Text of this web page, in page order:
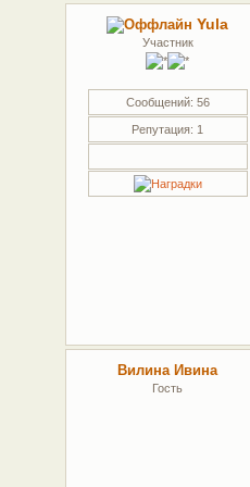
Yula
Участник
Сообщений: 56
Репутация: 1
Вилина Ивина
Гость